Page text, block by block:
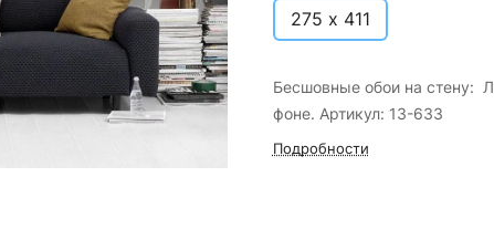
275 х 411
Бесшовные обои на стену:
фоне. Артикул: 13-633
Подробности